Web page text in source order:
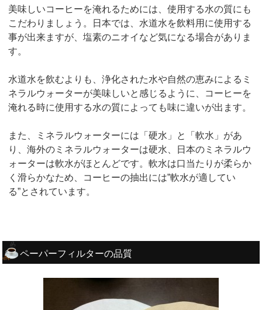
美味しいコーヒーを淹れるためには、使用する水の質にも
こだわりましょう。日本では、水道水を飲料用に使用する
事が出来ますが、塩素のニオイなど気になる場合がありま
す。
水道水を飲むよりも、浄化された水や自然の恵みによるミ
ネラルウォーターが美味しいと感じるように、コーヒーを
淹れる時に使用する水の質によっても味に違いが出ます。
また、ミネラルウォーターには「硬水」と「軟水」があ
り、海外のミネラルウォーターは硬水、日本のミネラルウ
ォーターは軟水がほとんどです。軟水は口当たりが柔らか
く滑らかなため、コーヒーの抽出には”軟水が適してい
る”とされています。
ペーパーフィルターの品質